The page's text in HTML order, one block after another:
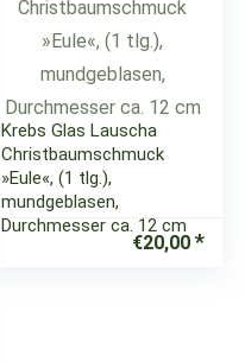
Krebs Glas Lauscha
Christbaumschmuck
»Eule«, (1 tlg.),
mundgeblasen,
Durchmesser ca. 12 cm
€20,00